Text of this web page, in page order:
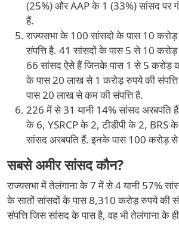
(25%) और AAP के 1 (33%) सांसद पर
हैं.
राज्यसभा के 100 सांसदो के पास 10 करोड़
संपत्ति है. 41 सांसदों के पास 5 से 10
66 सांसद ऐसे हैं जिनके पास 1 से 5 करोड़
के पास 20 लाख से 1 करोड़ रुपये की
पास 20 लाख से कम की संपत्ति है.
226 में से 31 यानी 14% सांसद अरबपति
के 6, YSRCP के 2, टीडीपी के 2, BRS
सांसद अरबपति हैं. इनके पास 100 करोड़ से
सबसे अमीर सांसद कौन?
राज्यसभा में तेलंगाना के 7 में से 4 यानी 57%
के सातों सांसदों के पास 8,310 करोड़ रुपये की
संपत्ति जिस सांसद के पास है, वह भी तेलंगाना के